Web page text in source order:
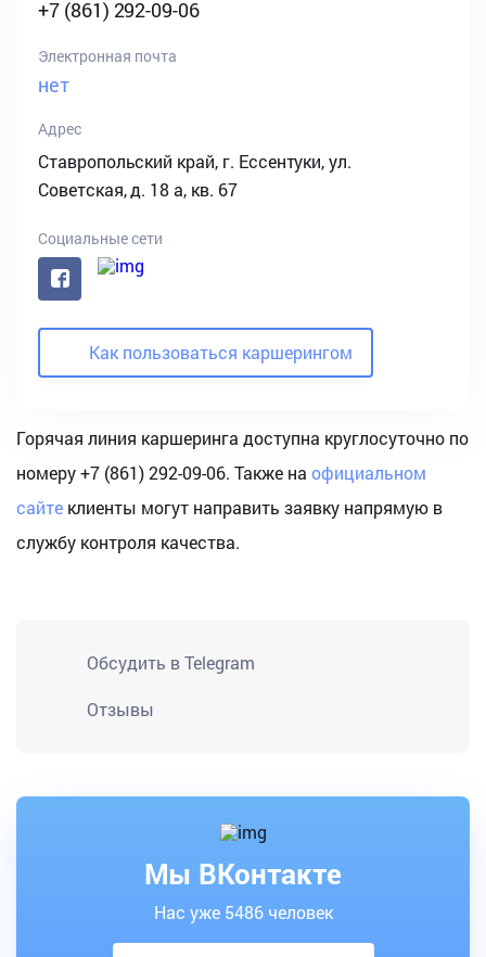
+7 (861) 292-09-06
Электронная почта
нет
Адрес
Ставропольский край, г. Ессентуки, ул.
Советская, д. 18 а, кв. 67
Социальные сети
Как пользоваться каршерингом
Горячая линия каршеринга доступна круглосуточно по
номеру +7 (861) 292-09-06. Также на официальном
сайте клиенты могут направить заявку напрямую в
службу контроля качества.
Обсудить в Telegram
Отзывы
Мы ВКонтакте
Нас уже 5486 человек